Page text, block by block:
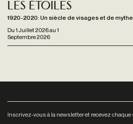
Du 1 Juillet 2026au 1
Septembre 2026
Les étoiles
1920-2020: Un siècle de visages et de
Inscrivez-vous à la newsletter et recevez